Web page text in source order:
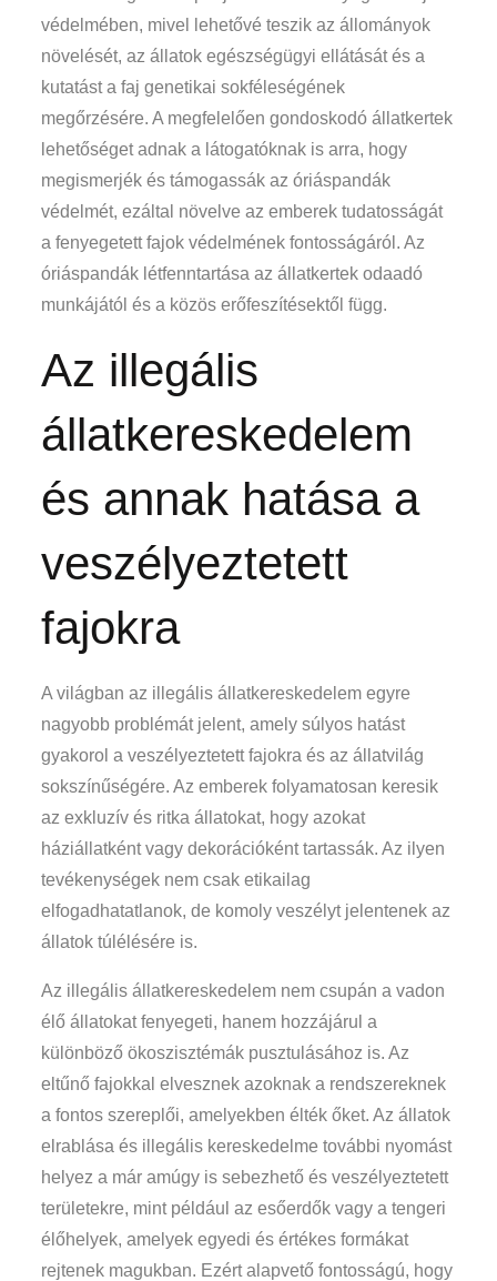
védelmében, mivel lehetővé teszik az állományok
növelését, az állatok egészségügyi ellátását és a
kutatást a faj genetikai sokféleségének
megőrzésére. A megfelelően gondoskodó állatkertek
lehetőséget adnak a látogatóknak is arra, hogy
megismerjék és támogassák az óriáspandák
védelmét, ezáltal növelve az emberek tudatosságát
a fenyegetett fajok védelmének fontosságáról. Az
óriáspandák létfenntartása az állatkertek odaadó
munkájától és a közös erőfeszítésektől függ.
Az illegális
állatkereskedelem
és annak hatása a
veszélyeztetett
fajokra
A világban az illegális állatkereskedelem egyre
nagyobb problémát jelent, amely súlyos hatást
gyakorol a veszélyeztetett fajokra és az állatvilág
sokszínűségére. Az emberek folyamatosan keresik
az exkluzív és ritka állatokat, hogy azokat
háziállatként vagy dekorációként tartassák. Az ilyen
tevékenységek nem csak etikailag
elfogadhatatlanok, de komoly veszélyt jelentenek az
állatok túlélésére is.
Az illegális állatkereskedelem nem csupán a vadon
élő állatokat fenyegeti, hanem hozzájárul a
különböző ökoszisztémák pusztulásához is. Az
eltűnő fajokkal elvesznek azoknak a rendszereknek
a fontos szereplői, amelyekben élték őket. Az állatok
elrablása és illegális kereskedelme további nyomást
helyez a már amúgy is sebezhető és veszélyeztetett
területekre, mint például az esőerdők vagy a tengeri
élőhelyek, amelyek egyedi és értékes formákat
rejtenek magukban. Ezért alapvető fontosságú, hogy